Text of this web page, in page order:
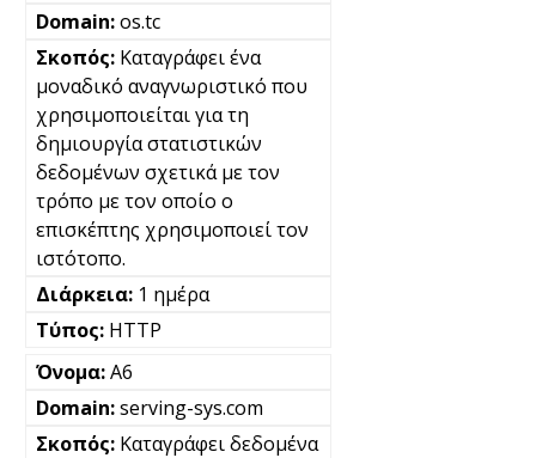
os.tc
Καταγράφει ένα
μοναδικό αναγνωριστικό που
χρησιμοποιείται για τη
δημιουργία στατιστικών
δεδομένων σχετικά με τον
τρόπο με τον οποίο ο
επισκέπτης χρησιμοποιεί τον
ιστότοπο.
1 ημέρα
HTTP
A6
serving-sys.com
Καταγράφει δεδομένα